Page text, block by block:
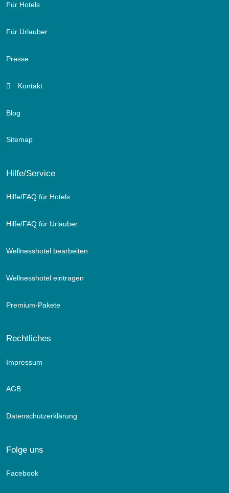
Für Hotels
Für Urlauber
Presse
Kontakt
Blog
Sitemap
Hilfe/Service
Hilfe/FAQ für Hotels
Hilfe/FAQ für Urlauber
Wellnesshotel bearbeiten
Wellnesshotel eintragen
Premium-Pakete
Rechtliches
Impressum
AGB
Datenschutzerklärung
Folge uns
Facebook